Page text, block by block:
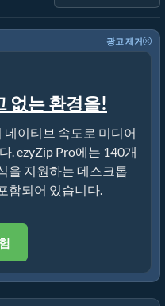
광고 제거
없는 환경을!
네이티브 속도로 미디어
. ezyZip Pro에는 140개
을 지원하는 데스크톱
함되어 있습니다.